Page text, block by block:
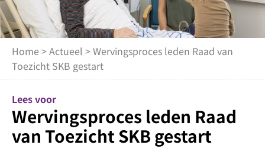
Home >Actueel > Wervingsproces leden Raad van
Toezicht SKB gestart
Lees voor
Wervingsproces leden Raad
van Toezicht SKB gestart